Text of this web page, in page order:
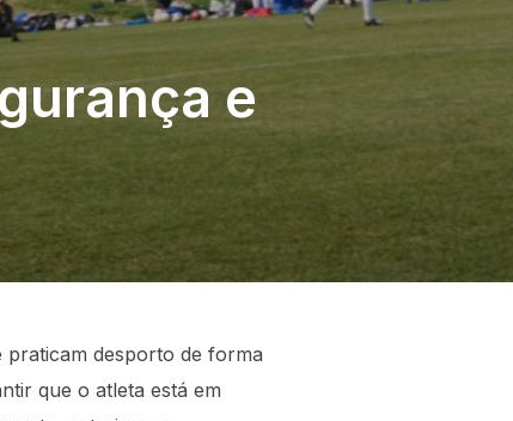
e
praticam desporto de forma
que o atleta está em